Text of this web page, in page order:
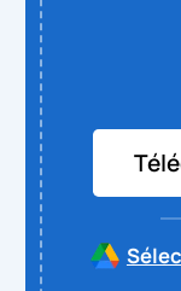
Fusionner PDF
Diviser PDF
Compresser
Convertir